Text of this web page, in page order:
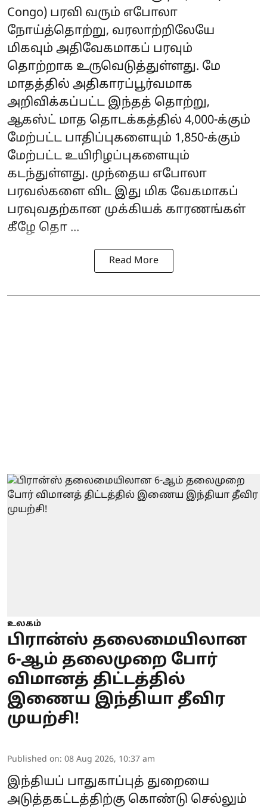
Congo) பரவி வரும் எபோலா
நோய்த்தொற்று, வரலாற்றிலேயே
மிகவும் அதிவேகமாகப் பரவும்
தொற்றாக உருவெடுத்துள்ளது. மே
மாதத்தில் அதிகாரப்பூர்வமாக
அறிவிக்கப்பட்ட இந்தத் தொற்று,
ஆகஸ்ட் மாத தொடக்கத்தில் 4,000-க்கும்
மேற்பட்ட பாதிப்புகளையும் 1,850-க்கும்
மேற்பட்ட உயிரிழப்புகளையும்
கடந்துள்ளது. முந்தைய எபோலா
பரவல்களை விட இது மிக வேகமாகப்
பரவுவதற்கான முக்கியக் காரணங்கள்
கீழே தொ ...
Read More
உலகம்
பிரான்ஸ் தலைமையிலான
6-ஆம் தலைமுறை போர்
விமானத் திட்டத்தில்
இணைய இந்தியா தீவிர
முயற்சி!
Published on: 08 Aug 2026, 10:37 am
இந்தியப் பாதுகாப்புத் துறையை
அடுத்தகட்டத்திற்கு கொண்டு செல்லும்